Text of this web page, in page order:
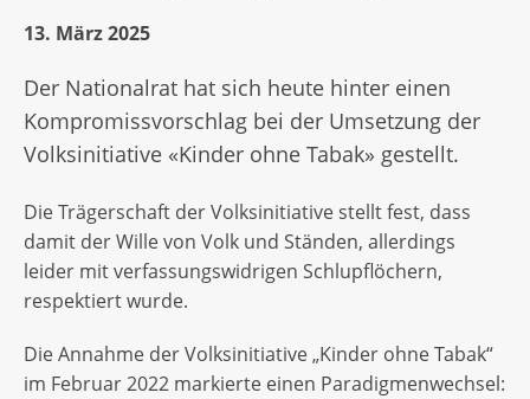
13. März 2025
Der Nationalrat hat sich heute hinter einen
Kompromissvorschlag bei der Umsetzung der
Volksinitiative «Kinder ohne Tabak» gestellt.
Die Trägerschaft der Volksinitiative stellt fest, dass
damit der Wille von Volk und Ständen, allerdings
leider mit verfassungswidrigen Schlupflöchern,
respektiert wurde.
Die Annahme der Volksinitiative „Kinder ohne Tabak“
im Februar 2022 markierte einen Paradigmenwechsel: